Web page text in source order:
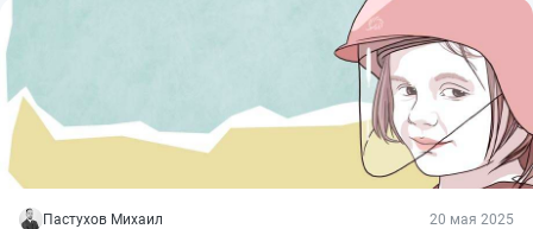
Пастухов Михаил 20 мая 2025